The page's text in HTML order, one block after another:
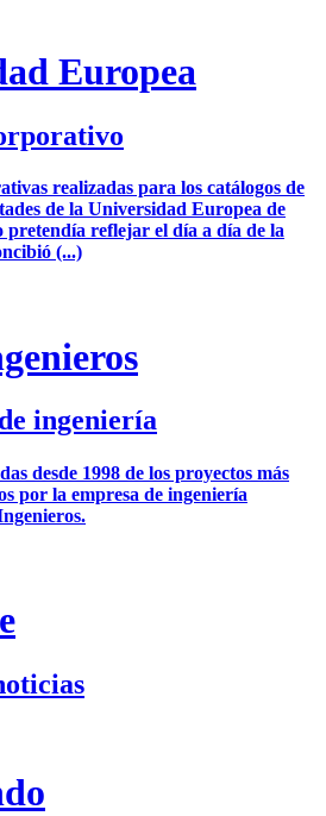
Europea
realizadas para los catálogos de
de la Universidad Europea de
reflejar el día a día de la
(...)
ingeniería
desde 1998 de los proyectos más
por la empresa de ingeniería